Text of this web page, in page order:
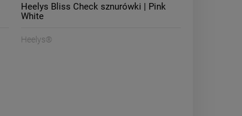
Heelys Bliss Check sznurówki | Pink
White
Heelys®